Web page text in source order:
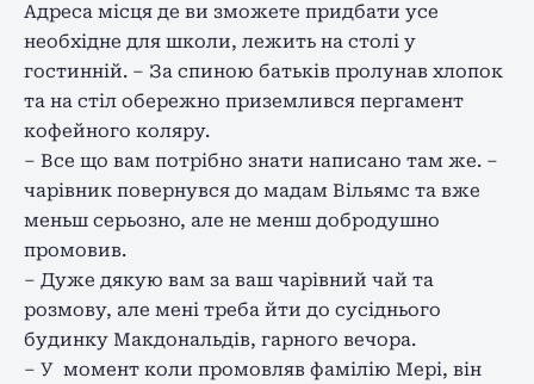
Адреса місця де ви зможете придбати усе
необхідне для школи, лежить на столі у
гостинній. – За спиною батьків пролунав хлопок
та на стіл обережно приземлився пергамент
кофейного коляру.
– Все що вам потрібно знати написано там же. –
чарівник повернувся до мадам Вільямс та вже
меньш серьозно, але не менш добродушно
промовив.
– Дуже дякую вам за ваш чарівний чай та
розмову, але мені треба йти до сусіднього
будинку Макдональдів, гарного вечора.
– У момент коли промовляв фамілію Мері, він